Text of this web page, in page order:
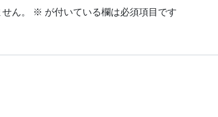
ん。 ※ が付いている欄は必須項目です